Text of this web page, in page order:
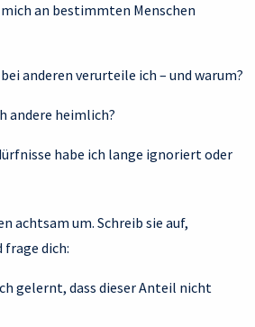
an bestimmten Menschen
anderen verurteile ich – und warum?
andere heimlich?
habe ich lange ignoriert oder
achtsam um. Schreib sie auf,
dich:
gelernt, dass dieser Anteil nicht